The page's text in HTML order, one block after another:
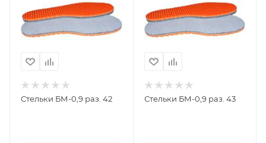
Стельки БМ-0,9 раз. 42 Стельки БМ-0,9 раз. 43